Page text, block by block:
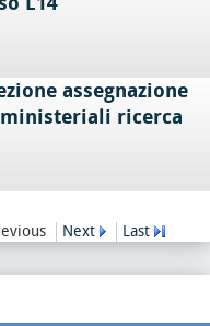
assegnazione
ricerca
Next Last